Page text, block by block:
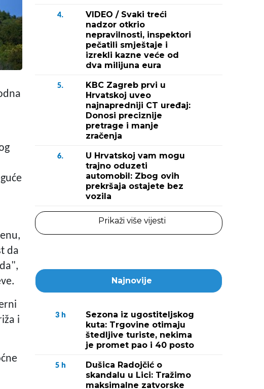
da
i
4.
VIDEO / Svaki treći
nadzor otkrio
nepravilnosti, inspektori
pečatili smještaje i
izrekli kazne veće od
dva milijuna eura
5.
KBC Zagreb prvi u
Hrvatskoj uveo
najnapredniji CT uređaj:
Donosi preciznije
pretrage i manje
zračenja
6.
U Hrvatskoj vam mogu
trajno oduzeti
automobil: Zbog ovih
prekršaja ostajete bez
vozila
Prikaži više vijesti
Najnovije
3 h
Sezona iz ugostiteljskog
kuta: Trgovine otimaju
štedljive turiste, nekima
je promet pao i 40 posto
5 h
Dušica Radojčić o
skandalu u Lici: Tražimo
maksimalne zatvorske